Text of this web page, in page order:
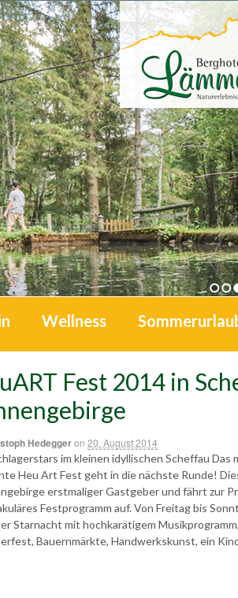
1 2
Wellness
Fest 2014 in
Hedeggeron 20. August 2014
im kleinen idyllischen Scheffau
Heu Art Fest geht in die nächste Runde!
erstmaliger Gastgeber und fährt zur
Festprogramm auf. Von Freitag bis
Starnacht mit hochkarätigem
Bauernmärkte, Handwerkskunst, ein